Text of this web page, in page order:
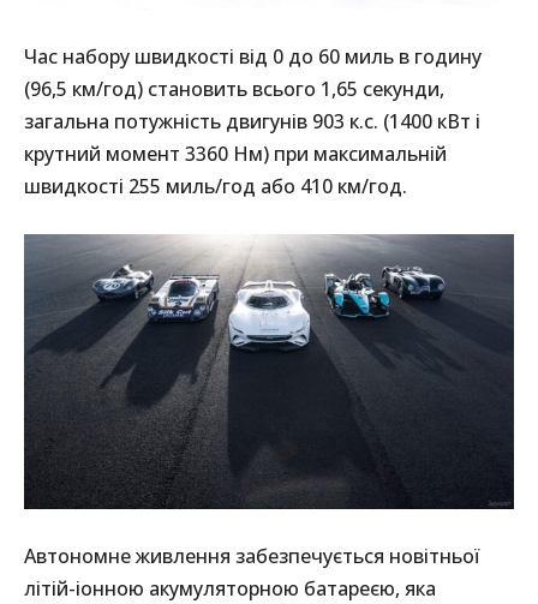
Час набору швидкості від 0 до 60 миль в годину
(96,5 км/год) становить всього 1,65 секунди,
загальна потужність двигунів 903 к.с. (1400 кВт і
крутний момент 3360 Нм) при максимальній
швидкості 255 миль/год або 410 км/год.
Автономне живлення забезпечується новітньої
літій-іонною акумуляторною батареєю, яка